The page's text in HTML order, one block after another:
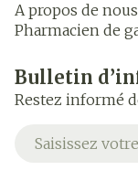
A propos de nous
Pharmacien de
Bulletin
Restez informé
Adresse mail